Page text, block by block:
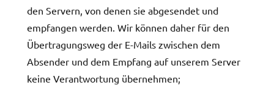
den Servern, von denen sie abgesendet und
empfangen werden. Wir können daher für den
Übertragungsweg der E-Mails zwischen dem
Absender und dem Empfang auf unserem Server
keine Verantwortung übernehmen;